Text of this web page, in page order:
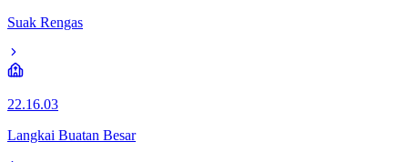
Suak Rengas
22.16.03
Langkai Buatan Besar